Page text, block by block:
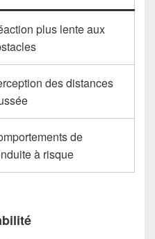
plus lente aux
des distances
de
à risque